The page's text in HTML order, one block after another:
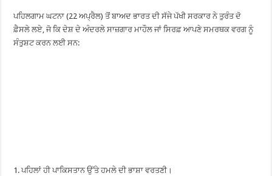
ਪਹਿਲਗਾਮ ਘਟਨਾ (22 ਅਪ੍ਰੈਲ) ਤੋਂ ਬਾਅਦ ਭਾਰਤ ਦੀ ਸੱਜੇ ਪੱਖੀ ਸਰਕਾਰ ਨੇ ਤੁਰੰਤ ਦੋ
ਫ਼ੈਸਲੇ ਲਏ, ਜੋ ਕਿ ਦੇਸ਼ ਦੇ ਅੰਦਰਲੇ ਸਾਜ਼ਗਾਰ ਮਾਹੌਲ ਜਾਂ ਸਿਰਫ਼ ਆਪਣੇ ਸਮਰਥਕ ਵਰਗ ਨੂੰ
ਸੰਤੁਸ਼ਟ ਕਰਨ ਲਈ ਸਨ:
1. ਪਹਿਲਾਂ ਹੀ ਪਾਕਿਸਤਾਨ ਉੱਤੇ ਹਮਲੇ ਦੀ ਭਾਸ਼ਾ ਵਰਤਣੀ।